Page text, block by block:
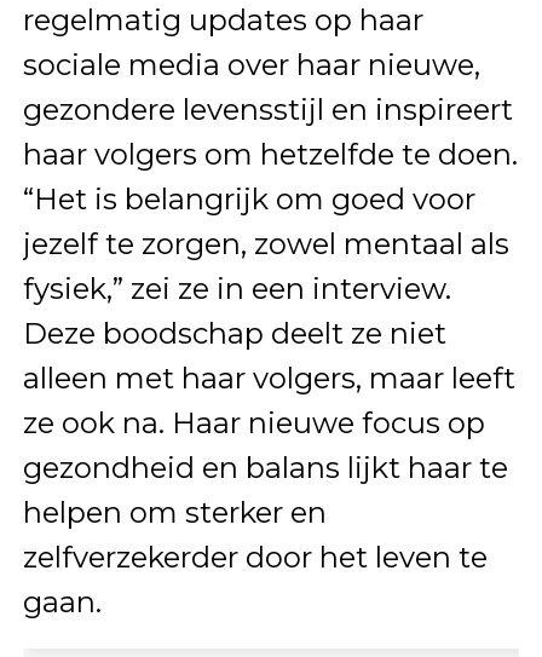
regelmatig updates op haar
sociale media over haar nieuwe,
gezondere levensstijl en inspireert
haar volgers om hetzelfde te doen.
“Het is belangrijk om goed voor
jezelf te zorgen, zowel mentaal als
fysiek,” zei ze in een interview.
Deze boodschap deelt ze niet
alleen met haar volgers, maar leeft
ze ook na. Haar nieuwe focus op
gezondheid en balans lijkt haar te
helpen om sterker en
zelfverzekerder door het leven te
gaan.